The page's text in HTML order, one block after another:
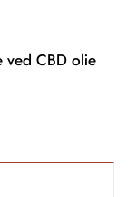
ved CBD olie